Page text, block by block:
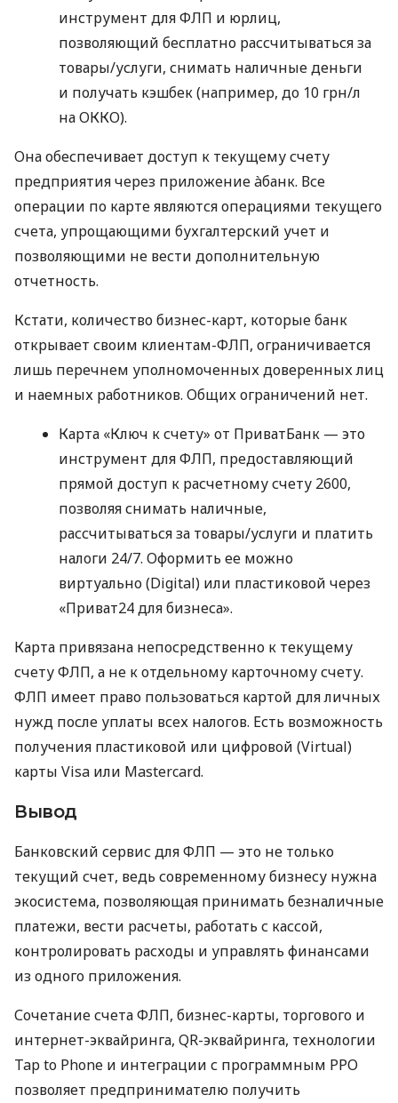
инструмент для ФЛП и юрлиц,
позволяющий бесплатно рассчитываться за
товары/услуги, снимать наличные деньги
и получать кэшбек (например, до 10 грн/л
на ОККО).
Она обеспечивает доступ к текущему счету
предприятия через приложение àбанк. Все
операции по карте являются операциями текущего
счета, упрощающими бухгалтерский учет и
позволяющими не вести дополнительную
отчетность.
Кстати, количество бизнес-карт, которые банк
открывает своим клиентам-ФЛП, ограничивается
лишь перечнем уполномоченных доверенных лиц
и наемных работников. Общих ограничений нет.
Карта «Ключ к счету» от ПриватБанк — это
инструмент для ФЛП, предоставляющий
прямой доступ к расчетному счету 2600,
позволяя снимать наличные,
рассчитываться за товары/услуги и платить
налоги 24/7. Оформить ее можно
виртуально (Digital) или пластиковой через
«Приват24 для бизнеса».
Карта привязана непосредственно к текущему
счету ФЛП, а не к отдельному карточному счету.
ФЛП имеет право пользоваться картой для личных
нужд после уплаты всех налогов. Есть возможность
получения пластиковой или цифровой (Virtual)
карты Visa или Mastercard.
Вывод
Банковский сервис для ФЛП — это не только
текущий счет, ведь современному бизнесу нужна
экосистема, позволяющая принимать безналичные
платежи, вести расчеты, работать с кассой,
контролировать расходы и управлять финансами
из одного приложения.
Сочетание счета ФЛП, бизнес-карты, торгового и
интернет-эквайринга, QR-эквайринга, технологии
Tap to Phone и интеграции с программным РРО
позволяет предпринимателю получить